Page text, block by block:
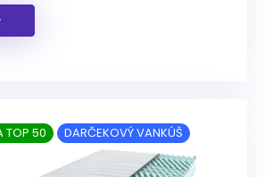
TOP 50 DARČEKOVÝ VANKÚŠ